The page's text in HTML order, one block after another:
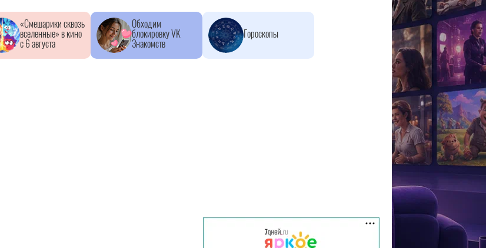
«Смешарики сквозь
вселенные» в кино
с 6 августа
Обходим
блокировку VK
Знакомств
Гороскопы